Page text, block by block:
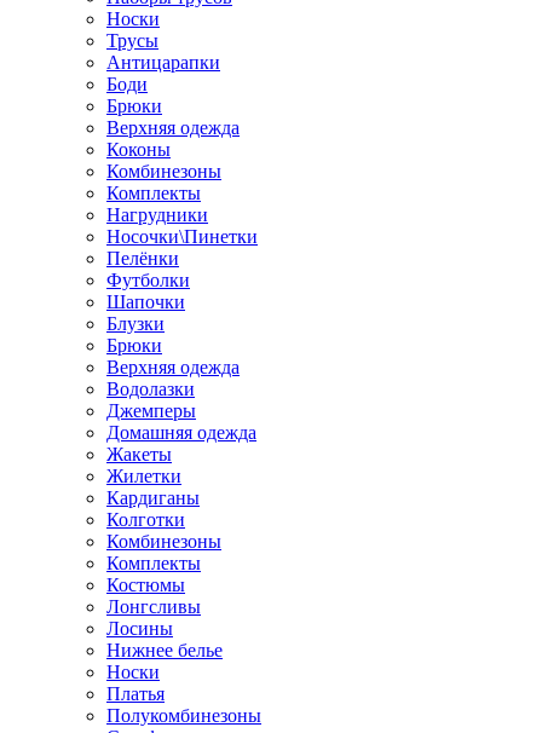
Носки
Трусы
Антицарапки
Боди
Брюки
Верхняя одежда
Коконы
Комбинезоны
Комплекты
Нагрудники
Носочки\Пинетки
Пелёнки
Футболки
Шапочки
Блузки
Брюки
Верхняя одежда
Водолазки
Джемперы
Домашняя одежда
Жакеты
Жилетки
Кардиганы
Колготки
Комбинезоны
Комплекты
Костюмы
Лонгсливы
Лосины
Нижнее белье
Носки
Платья
Полукомбинезоны